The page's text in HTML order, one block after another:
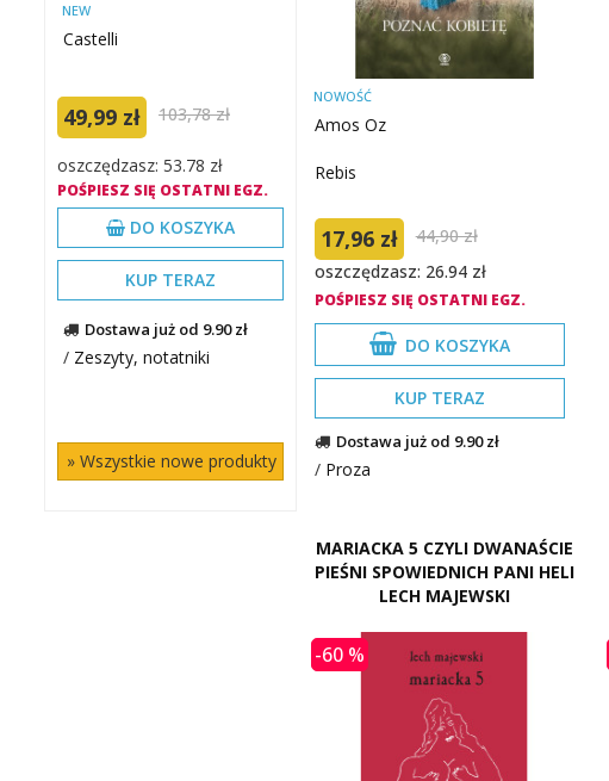
NEW
Castelli
49,99 zł 103,78 zł
oszczędzasz: 53.78 zł
POŚPIESZ SIĘ OSTATNI EGZ.
DO KOSZYKA
KUP TERAZ
Dostawa już od 9.90 zł
/ Zeszyty, notatniki
» Wszystkie nowe produkty
NOWOŚĆ
Amos Oz
Rebis
17,96 zł
44,90 zł
oszczędzasz: 26.94 zł
POŚPIESZ SIĘ OSTATNI EGZ.
DO KOSZYKA
KUP TERAZ
Dostawa już od 9.90 zł
/ Proza
MARIACKA 5 CZYLI DWANAŚCIE
PIEŚNI SPOWIEDNICH PANI HELI
LECH MAJEWSKI
-60 %